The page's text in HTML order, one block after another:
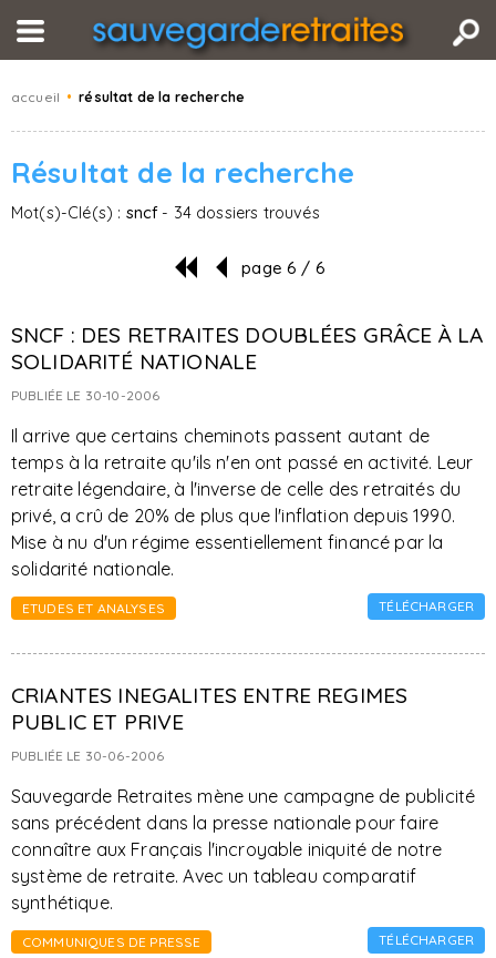
accueil • résultat de la recherche
Résultat de la recherche
Mot(s)-Clé(s) : sncf- 34 dossiers trouvés
page 6 / 6
SNCF : DES RETRAITES DOUBLÉES GRÂCE À LA
SOLIDARITÉ NATIONALE
PUBLIÉE LE 30-10-2006
Il arrive que certains cheminots passent autant de
temps à la retraite qu'ils n'en ont passé en activité. Leur
retraite légendaire, à l'inverse de celle des retraités du
privé, a crû de 20% de plus que l'inflation depuis 1990.
Mise à nu d'un régime essentiellement financé par la
solidarité nationale.
ETUDES ET ANALYSES TÉLÉCHARGER
CRIANTES INEGALITES ENTRE REGIMES
PUBLIC ET PRIVE
PUBLIÉE LE 30-06-2006
Sauvegarde Retraites mène une campagne de publicité
sans précédent dans la presse nationale pour faire
connaître aux Français l'incroyable iniquité de notre
système de retraite. Avec un tableau comparatif
synthétique.
COMMUNIQUES DE PRESSE TÉLÉCHARGER